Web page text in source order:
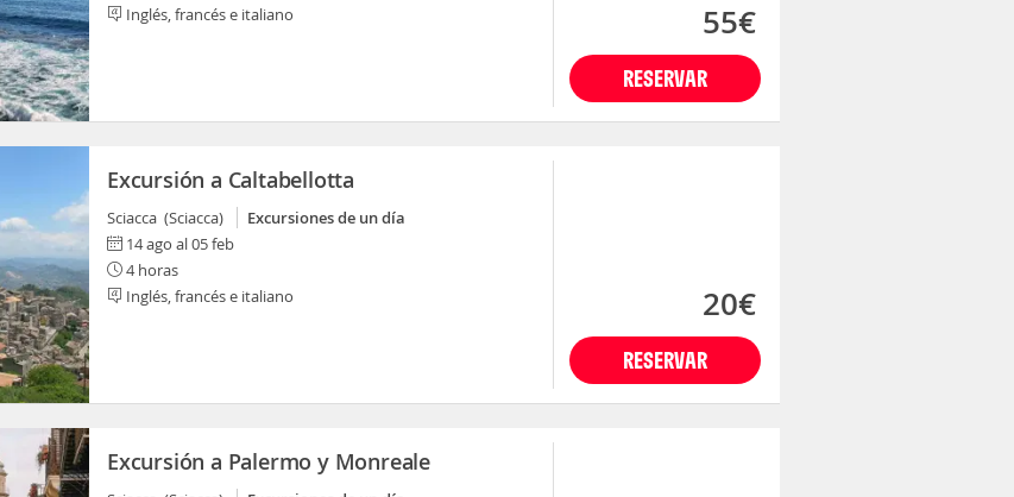
Inglés, francés e italiano
RESERVAR
55€
Excursión a Caltabellotta
Sciacca (Sciacca)
Excursiones de un día
14 ago al 05 feb
4 horas
Inglés, francés e italiano
RESERVAR
20€
Excursión a Palermo y Monreale